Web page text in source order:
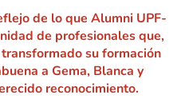
de lo que Alumni UPF-
de profesionales que,
su formación
a Gema, Blanca y
reconocimiento.